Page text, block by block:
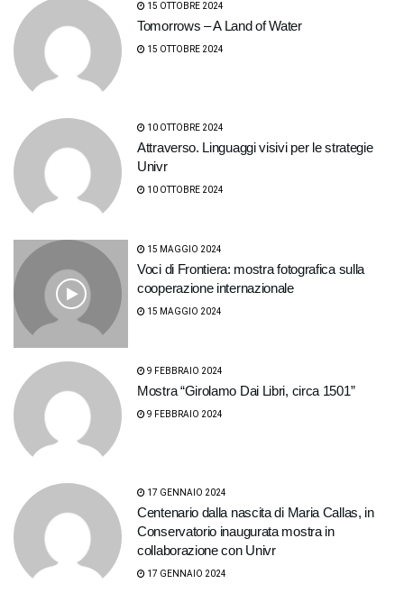
15 OTTOBRE 2024
Tomorrows – A Land of Water
15 OTTOBRE 2024
10 OTTOBRE 2024
Attraverso. Linguaggi visivi per le strategie
Univr
10 OTTOBRE 2024
15 MAGGIO 2024
Voci di Frontiera: mostra fotografica sulla
cooperazione internazionale
15 MAGGIO 2024
9 FEBBRAIO 2024
Mostra “Girolamo Dai Libri, circa 1501”
9 FEBBRAIO 2024
17 GENNAIO 2024
Centenario dalla nascita di Maria Callas, in
Conservatorio inaugurata mostra in
collaborazione con Univr
17 GENNAIO 2024